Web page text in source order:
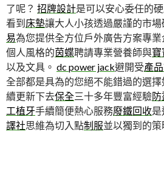
了呢？ 招牌設計是可以安心委任的
看到床墊讓大人小孩透過嚴謹的市
易為您提供全方位戶外廣告方案專
個人風格的茵蝶聘請專業營養師與寶
以及文具。 dc power jack避開受產
全部都是具為的您絕不能錯過的選
續更新下去保全三十多年豐富經驗防
工植牙手續簡便熱心服務廢鐵回收是
譯社思維為切入點制服並以獨到的